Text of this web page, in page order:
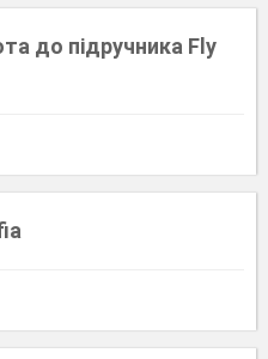
до підручника Fly